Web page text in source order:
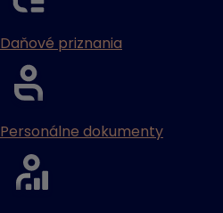
Daňové priznania
Personálne dokumenty